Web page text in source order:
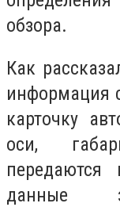
обзора.
Как
информация
карточку
оси,
данные